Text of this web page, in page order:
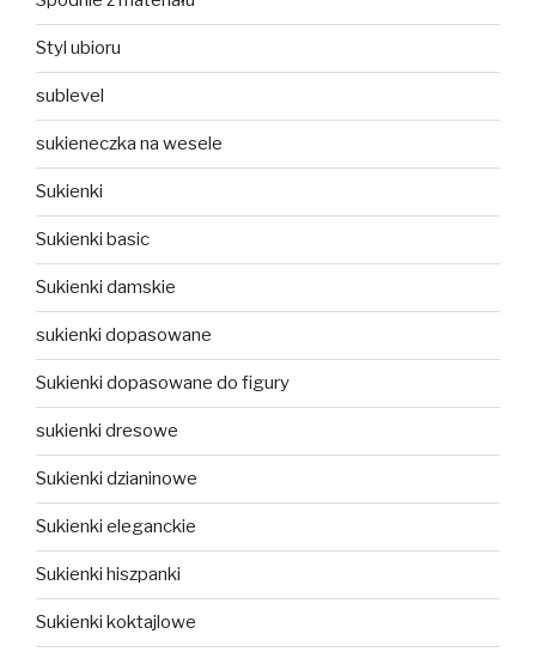
Styl ubioru
sublevel
sukieneczka na wesele
Sukienki
Sukienki basic
Sukienki damskie
sukienki dopasowane
Sukienki dopasowane do figury
sukienki dresowe
Sukienki dzianinowe
Sukienki eleganckie
Sukienki hiszpanki
Sukienki koktajlowe